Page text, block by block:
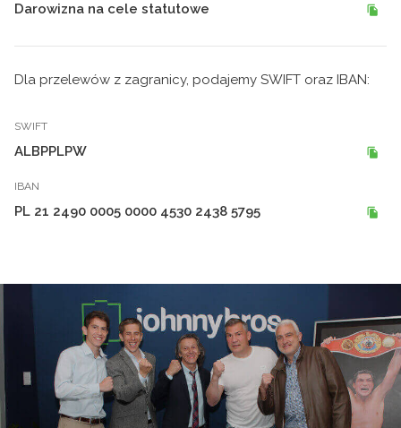
Darowizna na cele statutowe
Dla przelewów z zagranicy, podajemy SWIFT oraz IBAN:
SWIFT
ALBPPLPW
IBAN
PL 21 2490 0005 0000 4530 2438 5795